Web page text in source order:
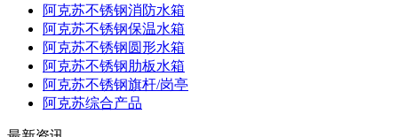
阿克苏不锈钢消防水箱
阿克苏不锈钢保温水箱
阿克苏不锈钢圆形水箱
阿克苏不锈钢肋板水箱
阿克苏不锈钢旗杆/岗亭
阿克苏综合产品